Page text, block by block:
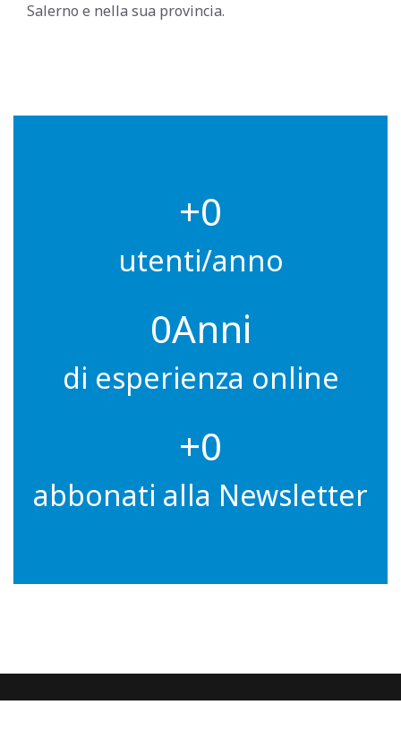
Salerno e nella sua provincia.
0
utenti/anno
0
di esperienza online
0
abbonati alla Newsletter